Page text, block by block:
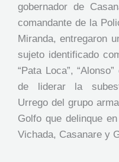
gobernador de
comandante de la
Miranda, entregaron
sujeto identificado
“Pata Loca”,
de liderar la
Urrego del grupo
Golfo que delinque
Vichada, Casanare y